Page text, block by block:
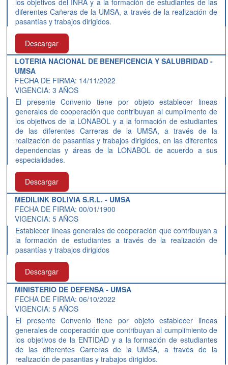
los objetivos del INRA y a la formación de estudiantes de las
diferentes Cañeras de la UMSA, a través de la realización de
pasantías y trabajos dirigidos.
Descargar
LOTERIA NACIONAL DE BENEFICENCIA Y SALUBRIDAD -
UMSA
FECHA DE FIRMA: 14/11/2022
VIGENCIA: 3 AÑOS
El presente Convenio tiene por objeto establecer lineas
generales de cooperación que contribuyan al cumplimento de
los objetivos de la LONABOL y a la formación de estudiantes
de las diferentes Carreras de la UMSA, a través de la
realización de pasantías y trabajos dirigidos, en las diferentes
dependencias y áreas de la LONABOL de acuerdo a sus
especialidades.
Descargar
MEDILINK BOLIVIA S.R.L. - UMSA
FECHA DE FIRMA: 00/01/1900
VIGENCIA: 5 AÑOS
Establecer líneas generales de cooperación que contribuyan a
la formación de estudiantes a través de la realización de
pasantías y trabajos dirigidos
Descargar
MINISTERIO DE DEFENSA - UMSA
FECHA DE FIRMA: 06/10/2022
VIGENCIA: 5 AÑOS
El presente Convenio tiene por objeto establecer lineas
generales de cooperación que contribuyan al cumplimiento de
los objetivos de la ENTIDAD y a la formación de estudiantes
de las diferentes Carreras de la UMSA, a través de la
realización de pasantias y trabajos dirigidos.